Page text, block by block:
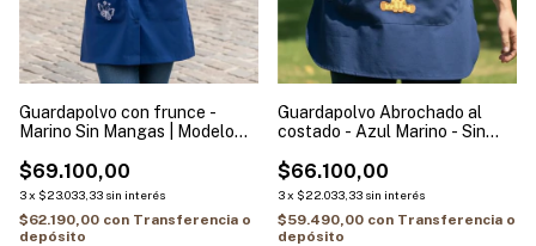
Guardapolvo con frunce -
Marino Sin Mangas | Modelo
$69.100,00
3x $23.033,33 sin interés
$62.190,00 con Transferencia o
depósito
Guardapolvo Abrochado al
costado - Azul Marino - Sin
$66.100,00
3x $22.033,33 sin interés
$59.490,00 con Transferencia o
depósito